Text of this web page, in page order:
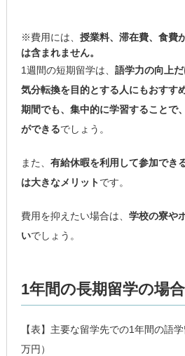
※費用には、 授業料、滞在費、食費
は含まれません。
1週間の短期留学は、 語学力の向上
気分転換を目的とする人にもおすす
期間でも、集中的に学習することで
ができるでしょう。
また、 有給休暇を利用して参加でき
は大きなメリットです。
費用を抑えたい場合は、 学校の寮や
いでしょう。
1年間の長期留学の場合
【表】主要な留学先での1年間の語
万円）